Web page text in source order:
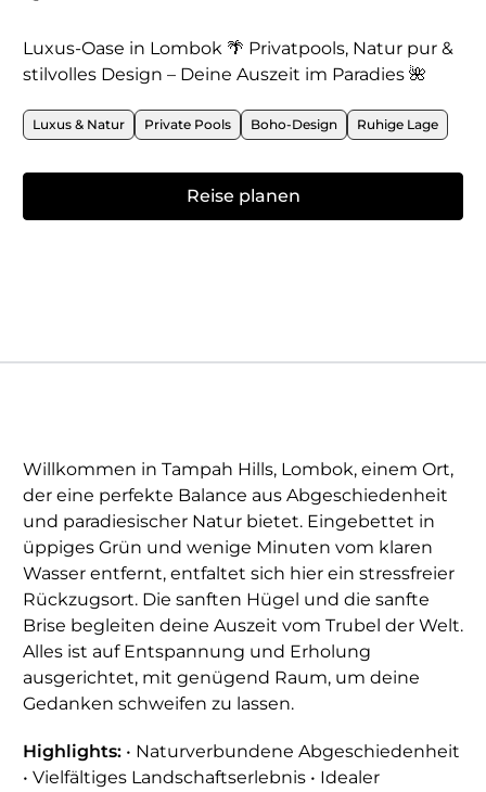
Luxus-Oase in Lombok 🌴 Privatpools, Natur pur &
stilvolles Design – Deine Auszeit im Paradies 🌺
Luxus & Natur Private Pools Boho-Design Ruhige Lage
Reise planen
Willkommen in Tampah Hills, Lombok, einem Ort,
der eine perfekte Balance aus Abgeschiedenheit
und paradiesischer Natur bietet. Eingebettet in
üppiges Grün und wenige Minuten vom klaren
Wasser entfernt, entfaltet sich hier ein stressfreier
Rückzugsort. Die sanften Hügel und die sanfte
Brise begleiten deine Auszeit vom Trubel der Welt.
Alles ist auf Entspannung und Erholung
ausgerichtet, mit genügend Raum, um deine
Gedanken schweifen zu lassen.
Highlights: • Naturverbundene Abgeschiedenheit
• Vielfältiges Landschaftserlebnis • Idealer